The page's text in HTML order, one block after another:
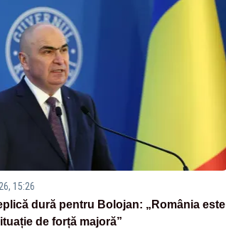
15:26
dură pentru Bolojan: „România este
de forță majoră”